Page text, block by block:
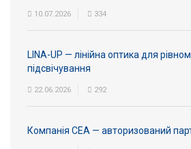
10.07.2026 334
LINA-UP — лінійна оптика для
підсвічування
22.06.2026 292
Компанія СЕА — авторизований